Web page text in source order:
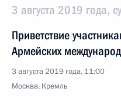
3 августа 2019 года,
Приветствие
Армейских
3 августа 2019 года, 11:00
Москва, Кремль